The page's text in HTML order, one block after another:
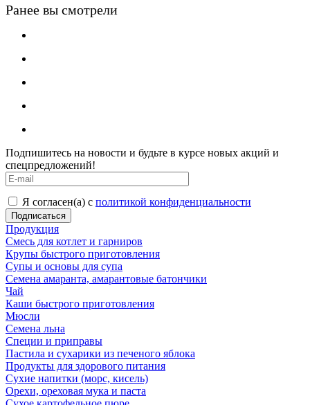
Ранее вы смотрели
Подпишитесь на новости и будьте в курсе новых акций и
спецпредложений!
Я согласен(а) с политикой конфиденциальности
Продукция
Смесь для котлет и гарниров
Крупы быстрого приготовления
Супы и основы для супа
Семена амаранта, амарантовые батончики
Чай
Каши быстрого приготовления
Мюсли
Семена льна
Специи и приправы
Пастила и сухарики из печеного яблока
Продукты для здорового питания
Сухие напитки (морс, кисель)
Орехи, ореховая мука и паста